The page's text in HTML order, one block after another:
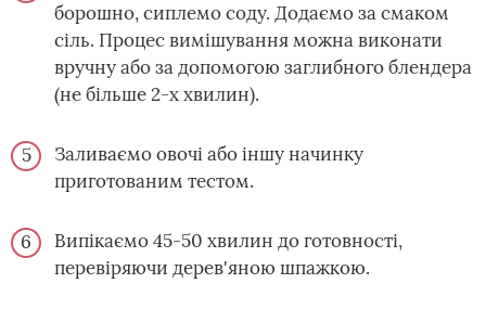
борошно, сиплемо соду. Додаємо за смаком
сіль. Процес вимішування можна виконати
вручну або за допомогою заглибного блендера
(не більше 2-х хвилин).
Заливаємо овочі або іншу начинку
приготованим тестом.
Випікаємо 45-50 хвилин до готовності,
перевіряючи дерев'яною шпажкою.